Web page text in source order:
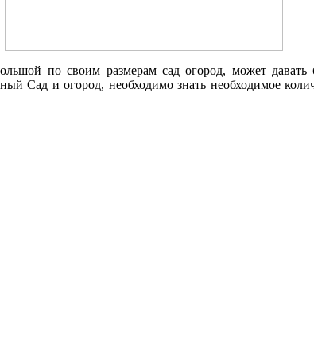
по своим размерам сад огород, может
Сад и огород, необходимо знать необходимое